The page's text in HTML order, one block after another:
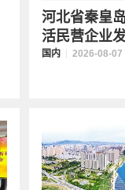
河北省秦皇
活民营企业
国内 2026-08-07